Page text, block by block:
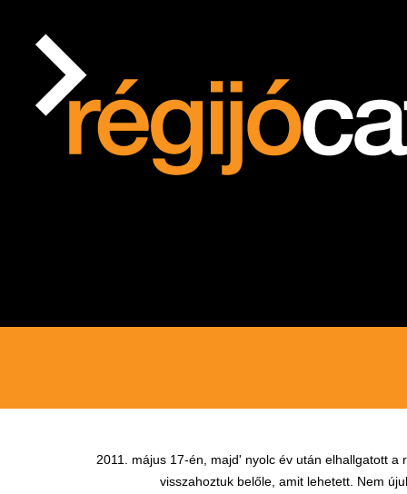
2011. május 17-én, majd' nyolc év után elhallgatott
visszahoztuk belőle, amit lehetett. Nem